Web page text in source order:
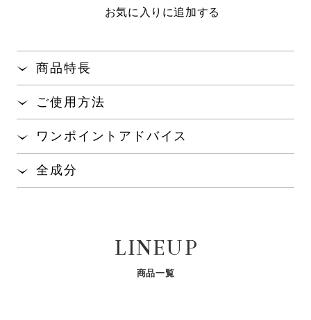
お気に入りに追加する
商品特長
く上品に演出するアイカラーです。
単色でも複数の色を重ねても、美しい仕上がりを演
指で簡単にきれいに仕上げることができる設計で
す。
ご使用方法
ワンポイントアドバイス
のばします。
全成分
キオリン、サクシノイルアテロコラーゲン、トコフェロ
ール、ペンチレングリコール、リン酸２Ｎａ、リン酸
Ｋ、フェノキシエタノール、（＋／－）タルク、トリエ
LINEUP
商品一覧